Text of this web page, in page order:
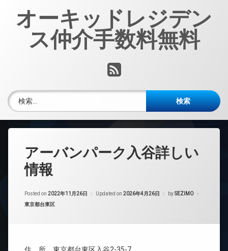
オーキッドレジデン
ス仲介手数料無料
RSS
検索:
アーバンパーク入谷詳しい
情報
Posted on 2022年11月26日 Updated on 2026年4月26日 bySEZIMO
カテゴリー:
東京都台東区